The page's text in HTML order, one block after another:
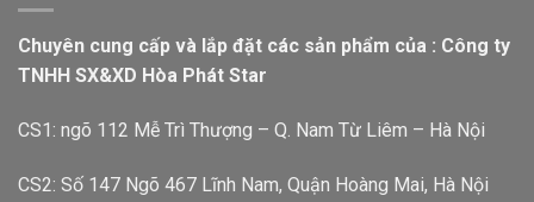
Chuyên cung cấp và lắp đặt các sản phẩm của : Công ty
TNHH SX&XD Hòa Phát Star
CS1: ngõ 112 Mễ Trì Thượng – Q. Nam Từ Liêm – Hà Nội
CS2: Số 147 Ngõ 467 Lĩnh Nam, Quận Hoàng Mai, Hà Nội